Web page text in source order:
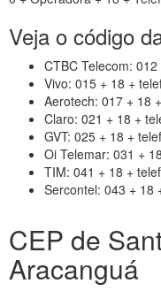
Veja o código
CTBC Telecom:
Vivo: 015 + 18 +
Aerotech: 017 + 18
Claro: 021 + 18 +
GVT: 025 + 18 +
Oi Telemar: 031 +
TIM: 041 + 18 +
Sercontel: 043 + 18
CEP de
Aracanguá